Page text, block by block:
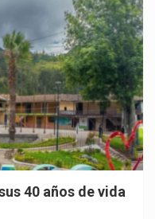
40 años de vida